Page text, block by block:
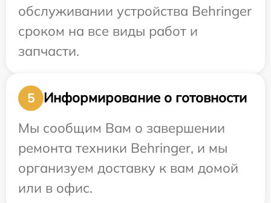
обслуживании устройства Behringer
сроком на все виды работ и
запчасти.
5
Информирование о готовности
Мы сообщим Вам о завершении
ремонта техники Behringer, и мы
организуем доставку к вам домой
или в офис.